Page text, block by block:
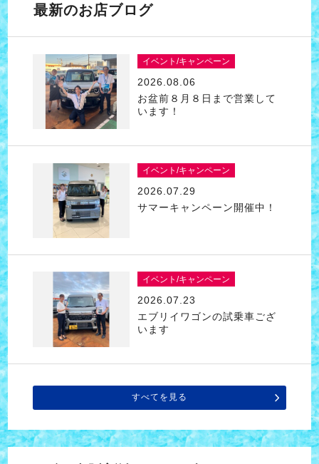
最新のお店ブログ
イベント/キャンペーン
2026.08.06
お盆前８月８日まで営業して
います！
イベント/キャンペーン
2026.07.29
サマーキャンペーン開催中！
イベント/キャンペーン
2026.07.23
エブリイワゴンの試乗車ござ
います
すべてを見る